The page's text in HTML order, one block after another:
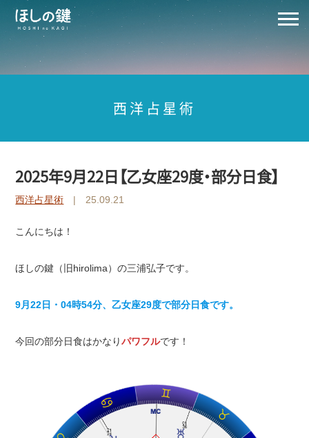
西洋占星術
2025年9月22日【乙女座29度・部分日食】
西洋占星術 | 25.09.21
こんにちは！
ほしの鍵（旧hirolima）の三浦弘子です。
9月22日・04時54分、乙女座29度で部分日食です。
今回の部分日食はかなりパワフルです！